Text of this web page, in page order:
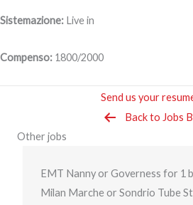
Sistemazione: Live in
Compenso: 1800/2000
Send us your
Back to Jobs
Other jobs
EMT Nanny or Governess for 1
Milan Marche or Sondrio Tube